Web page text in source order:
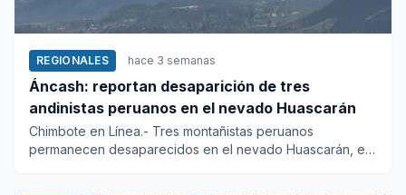
REGIONALES hace 3 semanas
Áncash: reportan desaparición de tres
andinistas peruanos en el nevado Huascarán
Chimbote en Línea.- Tres montañistas peruanos
permanecen desaparecidos en el nevado Huascarán, en